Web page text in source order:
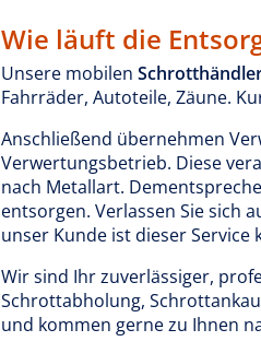
Wie läuft die
Unsere mobilen
Fahrräder, Autoteile, Zäune.
Anschließend übernehmen
Verwertungsbetrieb. Diese
nach Metallart.
entsorgen. Verlassen Sie sich
unser Kunde ist dieser
Wir sind Ihr zuverlässiger,
Schrottabholung,
und kommen gerne zu Ihnen